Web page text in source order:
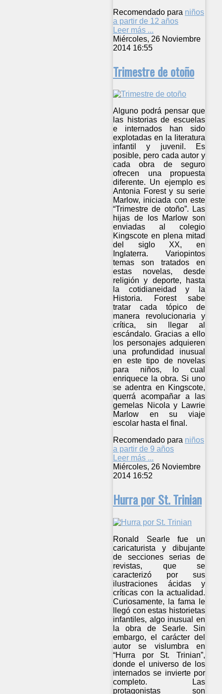
Recomendado para niños
a partir de 12 años
Leer más ...
Miércoles, 26 Noviembre
2014 16:55
Trimestre de otoño
Alguno podrá pensar que
las historias de escuelas
e internados han sido
explotadas en la literatura
infantil y juvenil. Es
posible, pero cada autor y
cada obra de seguro
ofrecen una propuesta
diferente. Un ejemplo es
Antonia Forest y su serie
Marlow, iniciada con este
“Trimestre de otoño”. Las
hijas de los Marlow son
enviadas al colegio
Kingscote en plena mitad
del siglo XX, en
Inglaterra. Variopintos
temas son tratados en
estas novelas, desde
religión y deporte, hasta
la cotidianeidad y la
Historia. Forest sabe
tratar cada tópico de
manera revolucionaria y
crítica, sin llegar al
escándalo. Gracias a ello
los personajes adquieren
una profundidad inusual
en este tipo de novelas
para niños, lo cual
enriquece la obra. Si uno
se adentra en Kingscote,
querrá acompañar a las
gemelas Nicola y Lawrie
Marlow en su viaje
escolar hasta el final.
Recomendado para niños
a partir de 9 años
Leer más ...
Miércoles, 26 Noviembre
2014 16:52
Hurra por St. Trinian
Ronald Searle fue un
caricaturista y dibujante
de secciones serias de
revistas, que se
caracterizó por sus
ilustraciones ácidas y
críticas con la actualidad.
Curiosamente, la fama le
llegó con estas historietas
infantiles, algo inusual en
la obra de Searle. Sin
embargo, el carácter del
autor se vislumbra en
“Hurra por St. Trinian”,
donde el universo de los
internados se invierte por
completo. Las
protagonistas son